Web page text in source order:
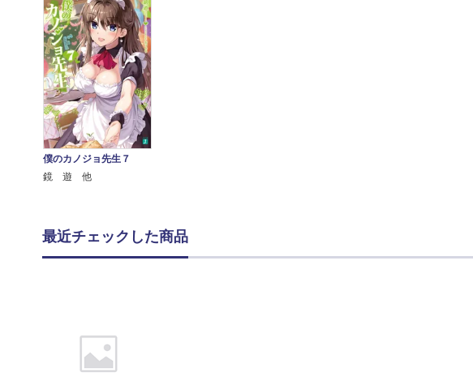
僕のカノジョ先生７
鏡 遊 他
最近チェックした商品